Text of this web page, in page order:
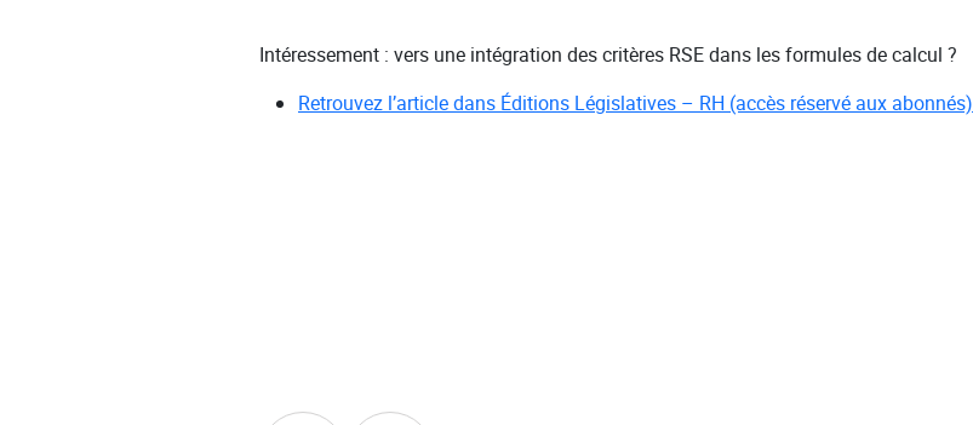
Intéressement : vers une intégration des critères RSE dans les formules de calcul ?
Retrouvez l’article dans Éditions Législatives – RH (accès réservé aux abonnés)